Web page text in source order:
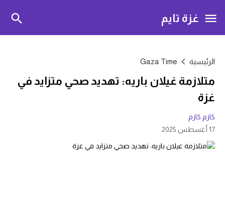
غزة تايم
الرئيسية Gaza Time
متلازمة غيلان باريه: تهديد صحي متزايد في
غزة
كازم كازم
17 أغسطس 2025